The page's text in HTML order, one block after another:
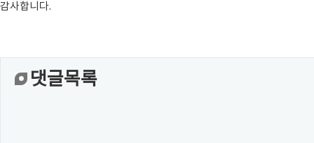
감사합니다.
댓글목록